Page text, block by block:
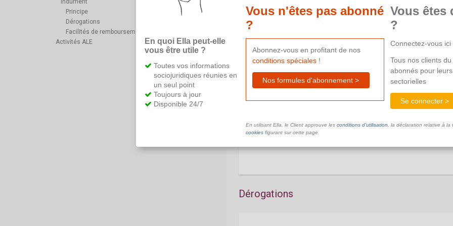
indûment
Principe
Dérogations
Facilités de remboursement
Activités ALE
aide supplémentaire.
Remboursement des allocations de chômage
Ce document n'est pas disponible dans le cadre de votre
Dérogations
En quoi Ella peut-elle
vous être utile ?
Toutes vos informations
sociojuridiques réunies en
un seul point
Toujours à jour
Disponible 24/7
Vous n'êtes pas abonné
?
Abonnez-vous en profitant de nos
conditions spéciales!
Nos formules d'abonnement >
Vous êtes
?
Connectez-vous
Tous nos clients
abonnés pour
sectorielles
Se connecter >
En utilisant Ella, le Client approuve les conditions d’utilisation , la déclaration relative à la
cookiesfigurant sur cette page.